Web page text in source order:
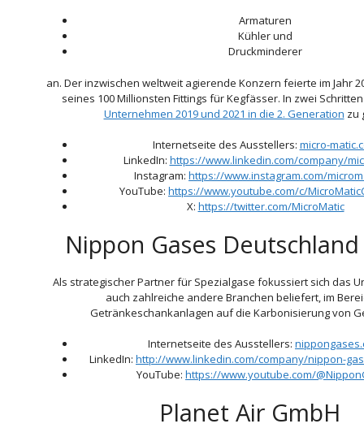
Armaturen
Kühler und
Druckminderer
an. Der inzwischen weltweit agierende Konzern feierte im Jahr
seines 100 Millionsten Fittings für Kegfässer. In zwei
Unternehmen 2019 und 2021 in die 2. Generation zu
Internetseite des Ausstellers: micro-
LinkedIn: https://www.linkedin.com/company/
Instagram: https://www.instagram.com/
YouTube: https://www.youtube.com/c/
X: https://twitter.com/MicroMatic
Nippon Gases
Als strategischer Partner für Spezialgase fokussiert sich das
auch zahlreiche andere Branchen beliefert, im
Getränkeschankanlagen auf die Karbonisierung von
Internetseite des Ausstellers:
LinkedIn: http://www.linkedin.com/company/nippon-
YouTube: https://www.youtube.com/
Planet Air GmbH